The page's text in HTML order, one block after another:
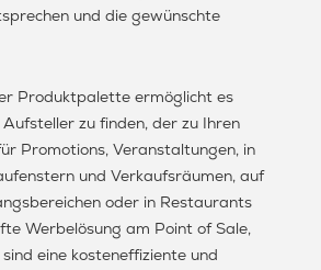
und die gewünschte
Produktpalette ermöglicht es
zu finden, der zu Ihren
Promotions, Veranstaltungen, in
und Verkaufsräumen, auf
oder in Restaurants
Werbelösung am Point of Sale,
eine kosteneffiziente und